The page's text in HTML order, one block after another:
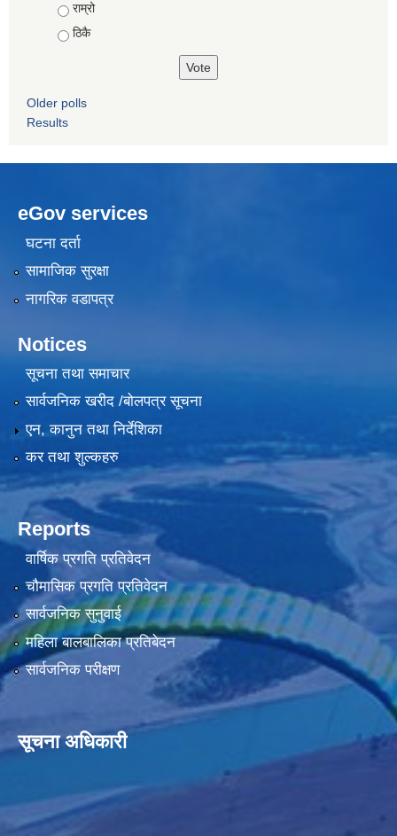
Choices
राम्रो
ठिकै
Older polls
Results
eGov services
घटना दर्ता
सामाजिक सुरक्षा
नागरिक वडापत्र
Notices
सूचना तथा समाचार
सार्वजनिक खरीद /बोलपत्र सूचना
एन, कानुन तथा निर्देशिका
कर तथा शुल्कहरु
Reports
वार्षिक प्रगति प्रतिवेदन
चौमासिक प्रगति प्रतिवेदन
सार्वजनिक सुनुवाई
महिला बालबालिका प्रतिबेदन
सार्वजनिक परीक्षण
सूचना अधिकारी